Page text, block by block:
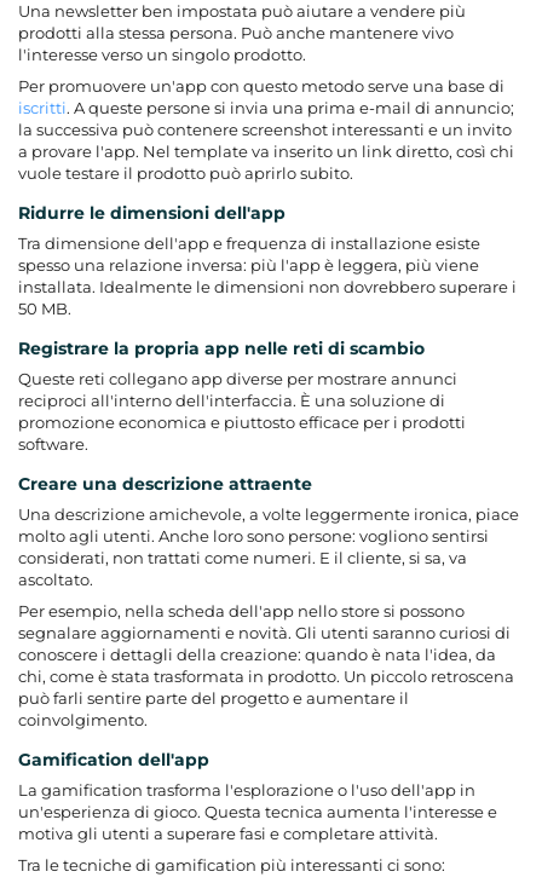
Una newsletter ben impostata può aiutare a vendere più
prodotti alla stessa persona. Può anche mantenere vivo
l'interesse verso un singolo prodotto.
Per promuovere un'app con questo metodo serve una base di
iscritti. A queste persone si invia una prima e-mail di annuncio;
la successiva può contenere screenshot interessanti e un invito
a provare l'app. Nel template va inserito un link diretto, così chi
vuole testare il prodotto può aprirlo subito.
Ridurre le dimensioni dell'app
Tra dimensione dell'app e frequenza di installazione esiste
spesso una relazione inversa: più l'app è leggera, più viene
installata. Idealmente le dimensioni non dovrebbero superare i
50 MB.
Registrare la propria app nelle reti di scambio
Queste reti collegano app diverse per mostrare annunci
reciproci all'interno dell'interfaccia. È una soluzione di
promozione economica e piuttosto efficace per i prodotti
software.
Creare una descrizione attraente
Una descrizione amichevole, a volte leggermente ironica, piace
molto agli utenti. Anche loro sono persone: vogliono sentirsi
considerati, non trattati come numeri. E il cliente, si sa, va
ascoltato.
Per esempio, nella scheda dell'app nello store si possono
segnalare aggiornamenti e novità. Gli utenti saranno curiosi di
conoscere i dettagli della creazione: quando è nata l'idea, da
chi, come è stata trasformata in prodotto. Un piccolo retroscena
può farli sentire parte del progetto e aumentare il
coinvolgimento.
Gamification dell'app
La gamification trasforma l'esplorazione o l'uso dell'app in
un'esperienza di gioco. Questa tecnica aumenta l'interesse e
motiva gli utenti a superare fasi e completare attività.
Tra le tecniche di gamification più interessanti ci sono: